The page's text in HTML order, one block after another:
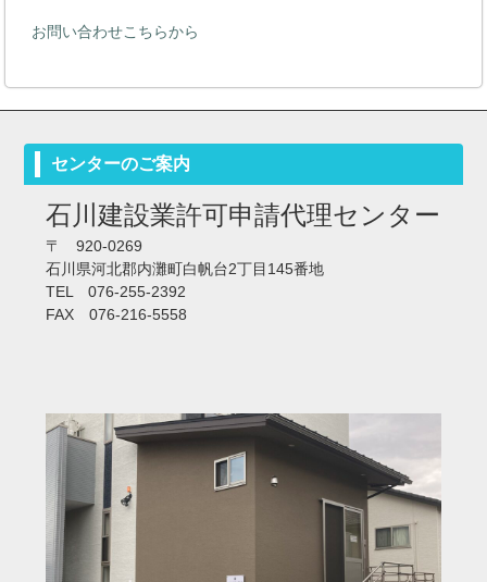
お問い合わせこちらから
センターのご案内
石川建設業許可申請代理センター
〒 920-0269
石川県河北郡内灘町白帆台2丁目145番地
TEL 076-255-2392
FAX 076-216-5558